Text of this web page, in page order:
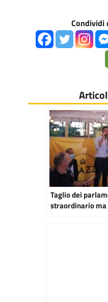
Condividi
Taglio dei
straordinario